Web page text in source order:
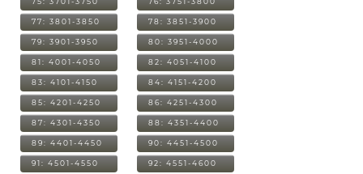
77: 3801-3850 78: 3851-3900
79: 3901-3950 80: 3951-4000
81: 4001-4050 82: 4051-4100
83: 4101-4150 84: 4151-4200
85: 4201-4250 86: 4251-4300
87: 4301-4350 88: 4351-4400
89: 4401-4450 90: 4451-4500
91: 4501-4550 92: 4551-4600